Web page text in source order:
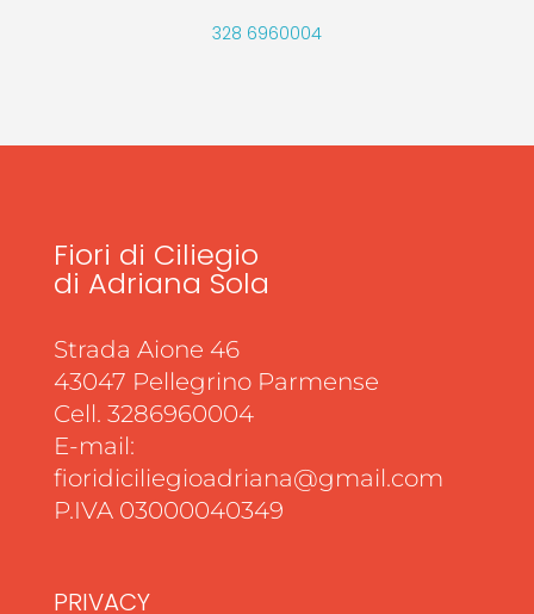
328 6960004
Fiori di Ciliegio
di Adriana Sola
Strada Aione 46
43047 Pellegrino Parmense
Cell. 3286960004
E-mail:
fioridiciliegioadriana@gmail.com
P.IVA 03000040349
PRIVACY